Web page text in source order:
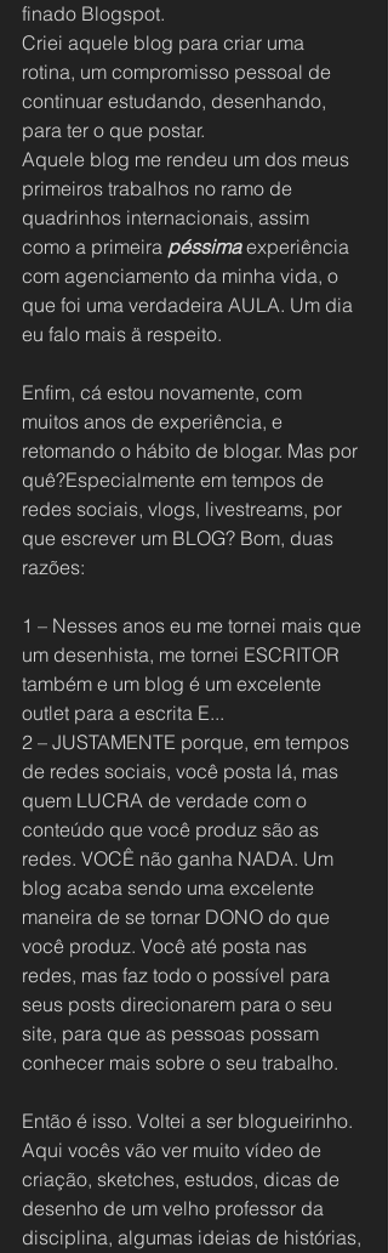
finado Blogspot.
Criei aquele blog para criar uma
rotina, um compromisso pessoal de
continuar estudando, desenhando,
para ter o que postar.
Aquele blog me rendeu um dos meus
primeiros trabalhos no ramo de
quadrinhos internacionais, assim
como a primeira péssima experiência
com agenciamento da minha vida, o
que foi uma verdadeira AULA. Um dia
eu falo mais ä respeito.
Enfim, cá estou novamente, com
muitos anos de experiência, e
retomando o hábito de blogar. Mas por
quê?Especialmente em tempos de
redes sociais, vlogs, livestreams, por
que escrever um BLOG? Bom, duas
razões:
1 – Nesses anos eu me tornei mais que
um desenhista, me tornei ESCRITOR
também e um blog é um excelente
outlet para a escrita E...
2 – JUSTAMENTE porque, em tempos
de redes sociais, você posta lá, mas
quem LUCRA de verdade com o
conteúdo que você produz são as
redes. VOCÊ não ganha NADA. Um
blog acaba sendo uma excelente
maneira de se tornar DONO do que
você produz. Você até posta nas
redes, mas faz todo o possível para
seus posts direcionarem para o seu
site, para que as pessoas possam
conhecer mais sobre o seu trabalho.
Então é isso. Voltei a ser blogueirinho.
Aqui vocês vão ver muito vídeo de
criação, sketches, estudos, dicas de
desenho de um velho professor da
disciplina, algumas ideias de histórias,